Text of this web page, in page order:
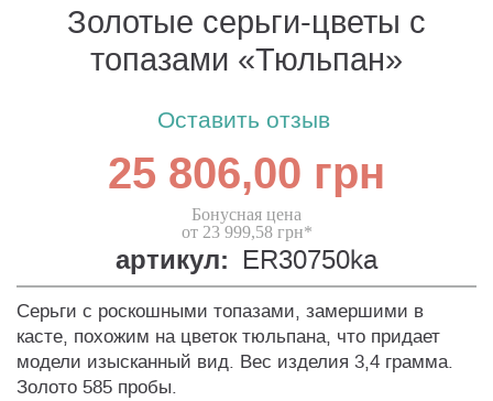
Золотые серьги-цветы с
топазами «Тюльпан»
Оставить отзыв
25 806,00 грн
Бонусная цена
от 23 999,58 грн*
артикул: ER30750ka
Серьги с роскошными топазами, замершими в
касте, похожим на цветок тюльпана, что придает
модели изысканный вид. Вес изделия 3,4 грамма.
Золото 585 пробы.